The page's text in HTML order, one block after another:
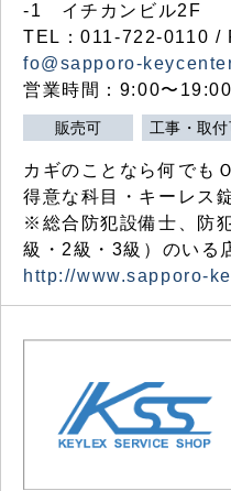
-1 イチカンビル2F
TEL：011-722-0110 /
fo@sapporo-
営業時間：9:00〜
販売可 工事・取
カギのことなら何でも
得意な科目・キーレス
※総合防犯設備士、防
級・2級・3級）のいる
http://www.sapporo-